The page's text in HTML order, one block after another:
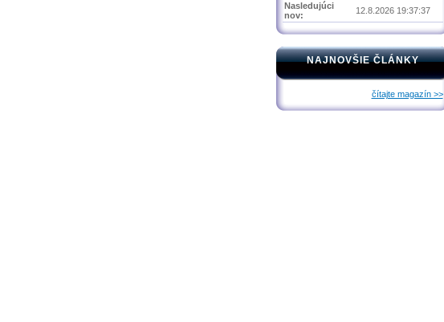
Nasledujúci
nov:
12.8.2026 19:37:37
NAJNOVŠIE ČLÁNKY
čítajte magazín >>